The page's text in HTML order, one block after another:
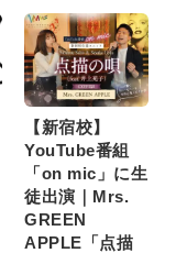
【新宿校】
YouTube番組
「on mic」に生
徒出演｜Mrs.
GREEN
APPLE「点描